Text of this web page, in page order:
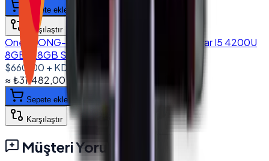
Sepete ekle
Karşılaştır
Onega ONG-1850 18.5'' Dokunmatik Bilgisayar I5 4200U
8GB 128GB SSD 10.1" Müşteri Ekranlı
$660.00 + KDV
≈₺31.482,00 + KDV (%
Sepete ekle
Karşılaştır
Müşteri Yorumları